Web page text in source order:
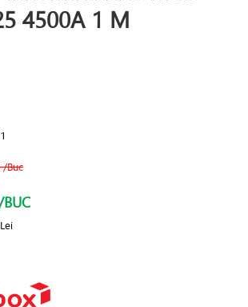
4500A 1 M
/Buc